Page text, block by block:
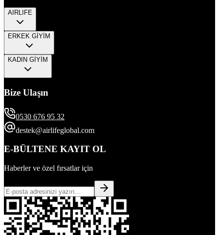
AIRLIFE
ERKEK GİYİM
KADIN GİYİM
Bize Ulaşın
0530 676 95 32
destek@airlifeglobal.com
E-BÜLTENE KAYIT OL
Haberler ve özel fırsatlar için